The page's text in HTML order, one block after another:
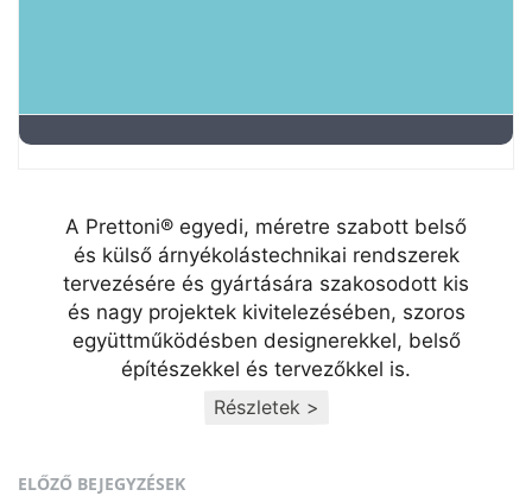
A Prettoni® egyedi, méretre szabott belső
és külső árnyékolástechnikai rendszerek
tervezésére és gyártására szakosodott kis
és nagy projektek kivitelezésében, szoros
együttműködésben designerekkel, belső
építészekkel és tervezőkkel is.
Részletek >
ELŐZŐ BEJEGYZÉSEK